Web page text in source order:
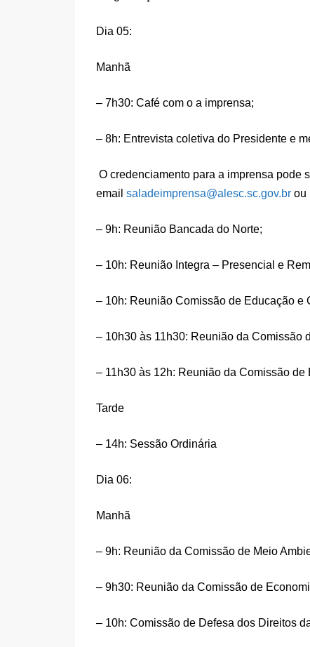
Dia 05:
Manhã
– 7h30: Café com o a imprensa;
– 8h: Entrevista coletiva do Presidente e
O credenciamento para a imprensa pode
email saladeimprensa@alesc.sc.gov.br ou
– 9h: Reunião Bancada do Norte;
– 10h: Reunião Integra – Presencial e
– 10h: Reunião Comissão de Educação e
– 10h30 às 11h30: Reunião da Comissão
– 11h30 às 12h: Reunião da Comissão de
Tarde
– 14h: Sessão Ordinária
Dia 06:
Manhã
– 9h: Reunião da Comissão de Meio
– 9h30: Reunião da Comissão de
– 10h: Comissão de Defesa dos Direitos